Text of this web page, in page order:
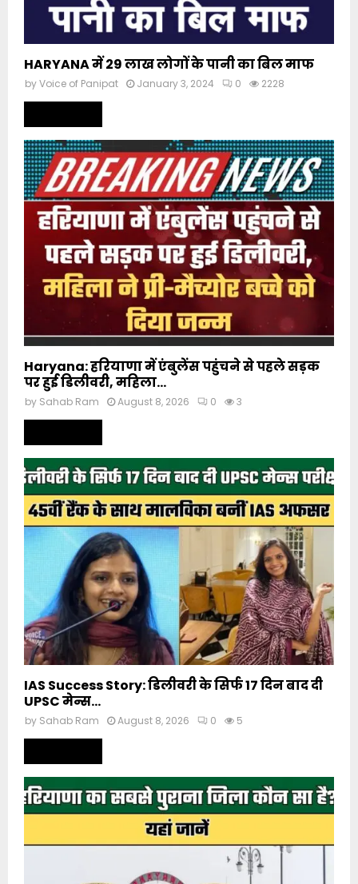
HARYANA में 29 लाख लोगों के पानी का बिल माफ
byVoice of Panipat January 3, 2024 0 2228
Haryana: हरियाणा में एंबुलेंस पहुंचने से पहले सड़क
पर हुई डिलीवरी, महिला...
by Sahab Ram August 8, 2026 0 3
IAS Success Story: डिलीवरी के सिर्फ 17 दिन बाद दी
UPSC मेन्स...
by Sahab Ram August 8, 2026 0 5